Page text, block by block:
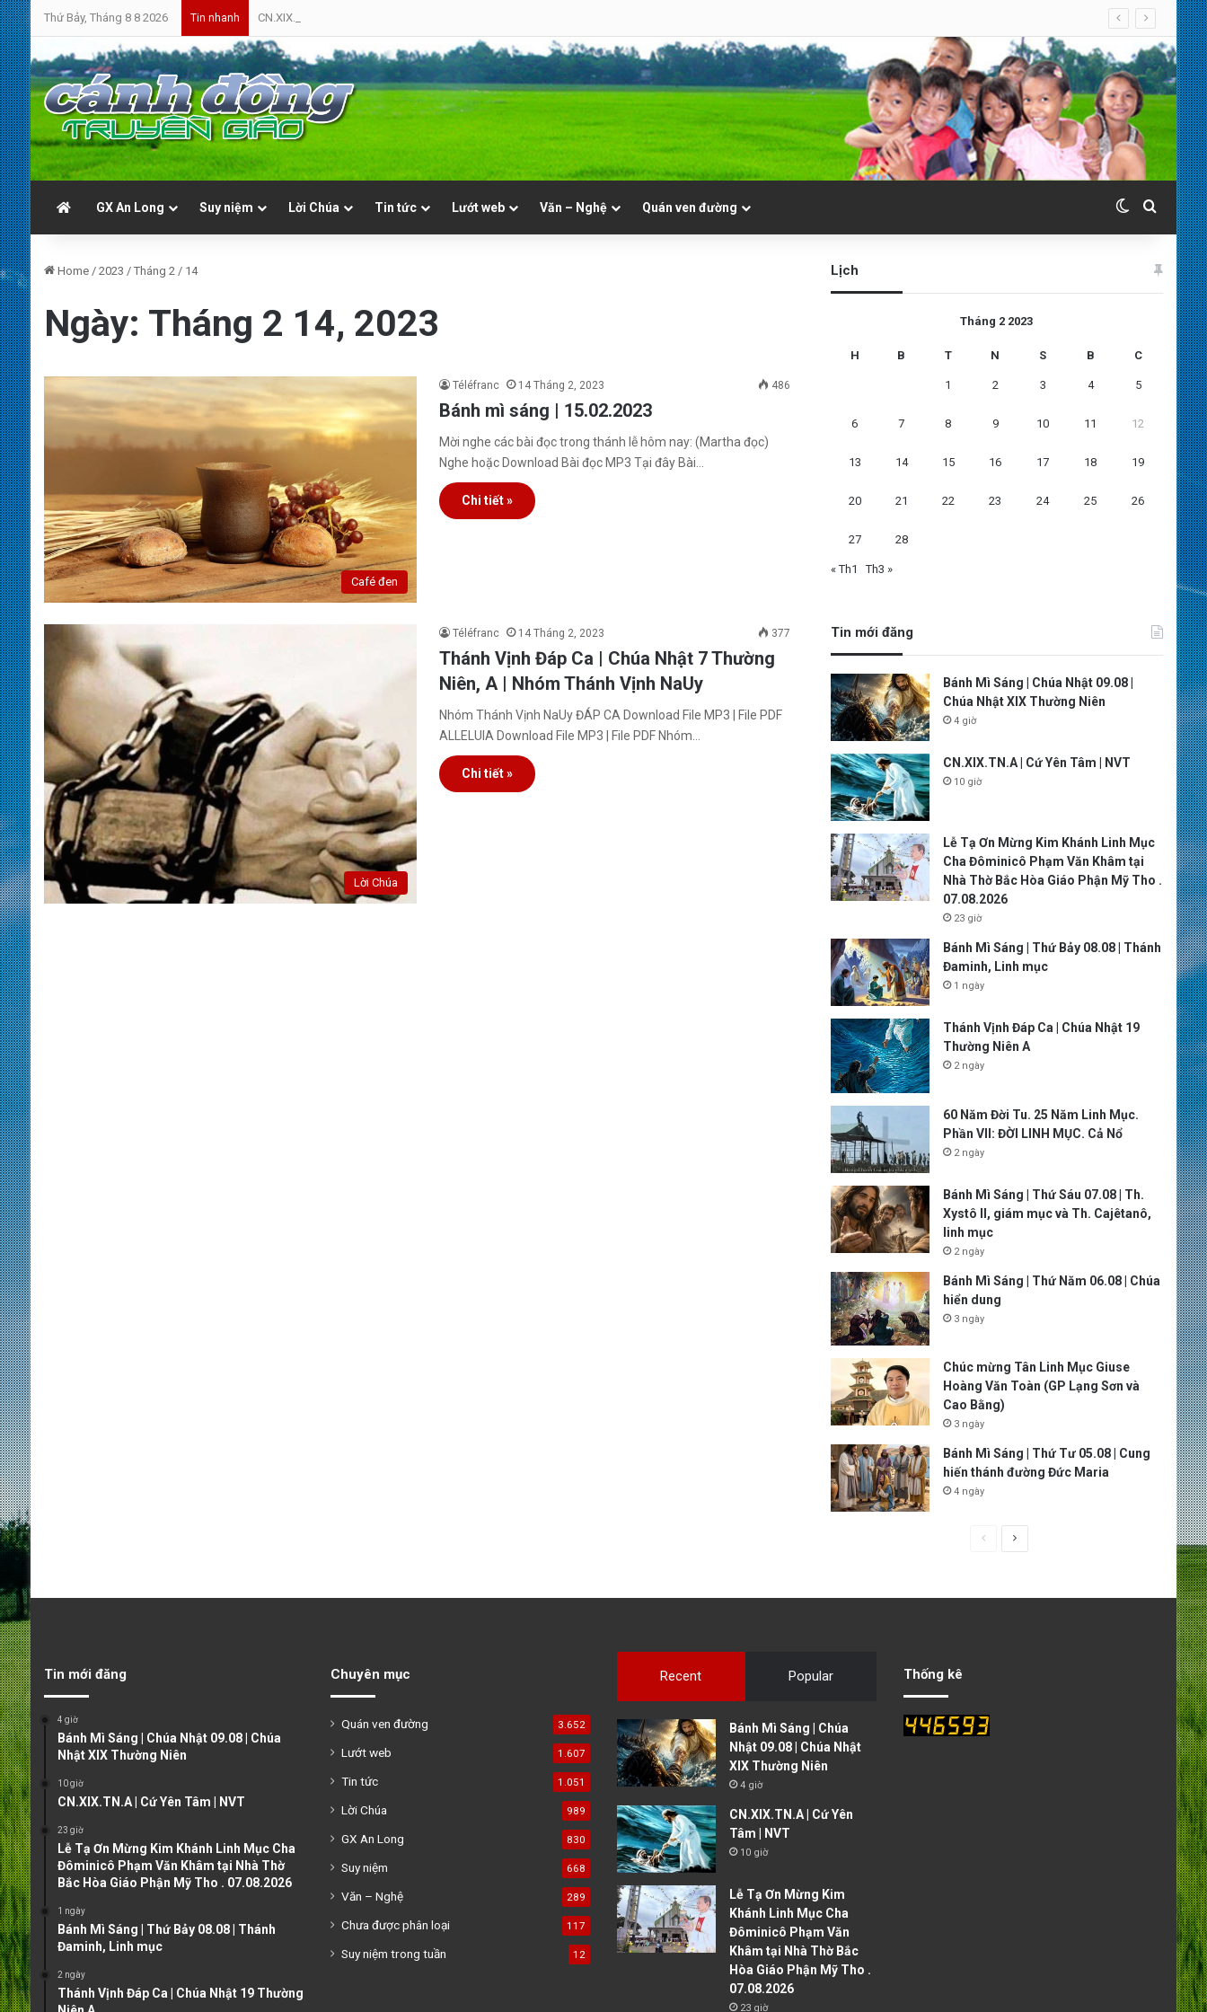
Thứ Bảy, Tháng 8 8 2026 Tin nhanh CN.XIX.TN.A | Cứ Yên Tâm | NVT
GX An Long Suy niệm Lời Chúa Tin tức Lướt web Văn – Nghệ Quán ven đường Switch skin
Search
Home / 2023 / Tháng 2 / 14
Ngày: Tháng 2 14, 2023
Café đen
Téléfranc 14 Tháng 2, 2023 486
Bánh mì sáng | 15.02.2023
Mời nghe các bài đọc trong thánh lễ hôm nay: (Martha đọc)
Nghe hoặc Download Bài đọc MP3 Tại đây Bài…
Chi tiết »
Lời Chúa
Téléfranc 14 Tháng 2, 2023 377
Thánh Vịnh Đáp Ca | Chúa Nhật 7 Thường
Niên, A | Nhóm Thánh Vịnh NaUy
Nhóm Thánh Vịnh NaUy ĐÁP CA Download File MP3 | File PDF
ALLELUIA Download File MP3 | File PDF Nhóm…
Chi tiết »
Lịch
Tháng 2 2023
H B T N S B C
1 2 3 4 5
6 7 8 9 10 11 12
13 14 15 16 17 18 19
20 21 22 23 24 25 26
27 28
« Th1 Th3 »
Tin mới đăng
Bánh Mì Sáng | Chúa Nhật 09.08 |
Chúa Nhật XIX Thường Niên
4 giờ
CN.XIX.TN.A | Cứ Yên Tâm | NVT
10 giờ
Lễ Tạ Ơn Mừng Kim Khánh Linh Mục
Cha Đôminicô Phạm Văn Khâm tại
Nhà Thờ Bắc Hòa Giáo Phận Mỹ Tho .
07.08.2026
23 giờ
Bánh Mì Sáng | Thứ Bảy 08.08 | Thánh
Đaminh, Linh mục
1 ngày
Thánh Vịnh Đáp Ca | Chúa Nhật 19
Thường Niên A
2 ngày
60 Năm Đời Tu. 25 Năm Linh Mục.
Phần VII: ĐỜI LINH MỤC. Cả Nổ
2 ngày
Bánh Mì Sáng | Thứ Sáu 07.08 | Th.
Xystô II, giám mục và Th. Cajêtanô,
linh mục
2 ngày
Bánh Mì Sáng | Thứ Năm 06.08 | Chúa
hiển dung
3 ngày
Chúc mừng Tân Linh Mục Giuse
Hoàng Văn Toàn (GP Lạng Sơn và
Cao Bằng)
3 ngày
Bánh Mì Sáng | Thứ Tư 05.08 | Cung
hiến thánh đường Đức Maria
4 ngày
s
p
Tin mới đăng
4 giờ
Bánh Mì Sáng | Chúa Nhật 09.08 | Chúa
Nhật XIX Thường Niên
10 giờ
CN.XIX.TN.A | Cứ Yên Tâm | NVT
23 giờ
Lễ Tạ Ơn Mừng Kim Khánh Linh Mục Cha
Đôminicô Phạm Văn Khâm tại Nhà Thờ
Bắc Hòa Giáo Phận Mỹ Tho . 07.08.2026
1 ngày
Bánh Mì Sáng | Thứ Bảy 08.08 | Thánh
Đaminh, Linh mục
2 ngày
Thánh Vịnh Đáp Ca | Chúa Nhật 19 Thường
Chuyên mục
Quán ven đường 3.652
Lướt web 1.607
Tin tức 1.051
Lời Chúa 989
GX An Long 830
Suy niệm 668
Văn – Nghệ 289
Chưa được phân loại 117
Suy niệm trong tuần 12
Recent Popular
Bánh Mì Sáng | Chúa
Nhật 09.08 | Chúa Nhật
XIX Thường Niên
4 giờ
CN.XIX.TN.A | Cứ Yên
Tâm | NVT
10 giờ
Lễ Tạ Ơn Mừng Kim
Khánh Linh Mục Cha
Đôminicô Phạm Văn
Khâm tại Nhà Thờ Bắc
Hòa Giáo Phận Mỹ Tho .
07.08.2026
23 giờ
Thống kê